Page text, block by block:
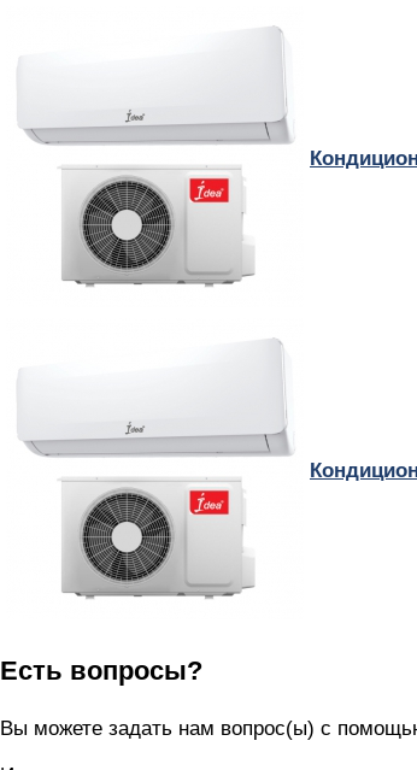
Есть вопросы?
Вы можете задать нам вопрос(ы) с